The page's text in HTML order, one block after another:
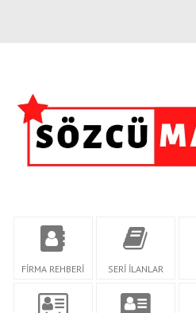
FİRMA REHBERİ SERİ İLANLAR